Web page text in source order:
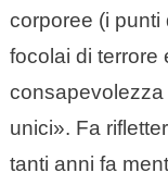
corporee (i punti
focolai di terrore
consapevolezza
unici». Fa
tanti anni fa